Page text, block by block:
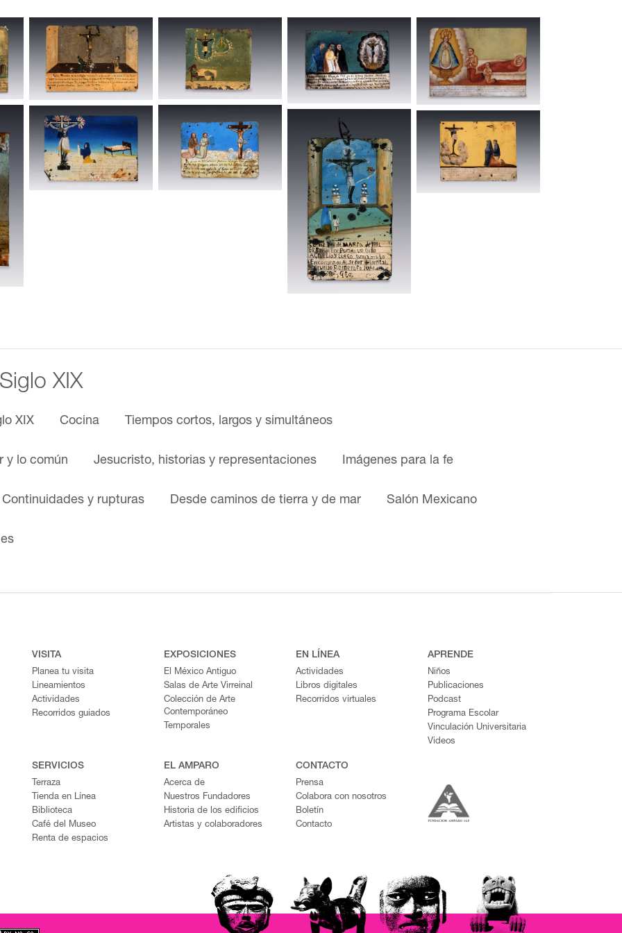
XIX
XIX Cocina Tiempos cortos, largos y simultáneos
y lo común Jesucristo, historias y representaciones Imágenes para la fe
Continuidades y rupturas Desde caminos de tierra y de mar Salón Mexicano
VISITA
Planea tu visita
Lineamientos
Actividades
Recorridos guiados
EXPOSICIONES
El México Antiguo
Salas de Arte Virreinal
Colección de Arte
Contemporáneo
Temporales
EN LÍNEA
Actividades
Libros digitales
Recorridos virtuales
APRENDE
Niños
Publicaciones
Podcast
Programa Escolar
Vinculación Universitaria
Videos
SERVICIOS
Terraza
Tienda en Línea
Biblioteca
Café del Museo
Renta de espacios
EL AMPARO
Acerca de
Nuestros Fundadores
Historia de los edificios
Artistas y colaboradores
CONTACTO
Prensa
Colabora con nosotros
Boletín
Contacto